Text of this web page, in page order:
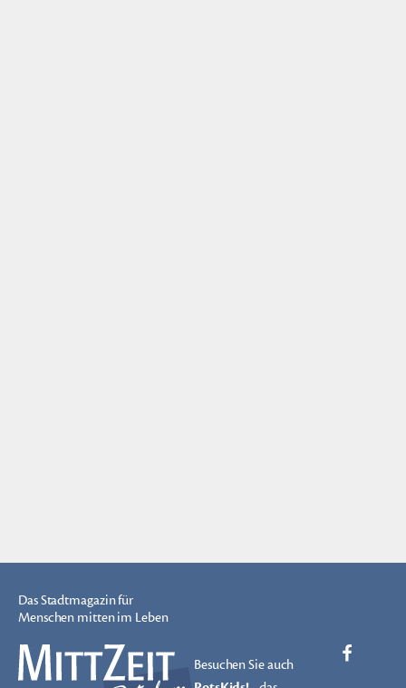
Das Stadtmagazin für
Menschen mitten im Leben
Besuchen Sie auch